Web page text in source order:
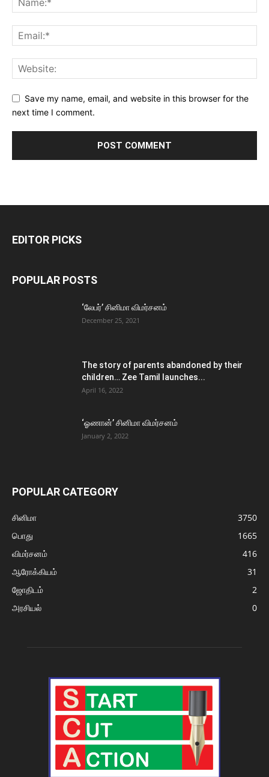
Save my name, email, and website in this browser for the
next time I comment.
EDITOR PICKS
POPULAR POSTS
‘லேபர்’ சினிமா விமர்சனம்
December 25, 2021
The story of parents abandoned by their
children… Zee Tamil launches...
April 16, 2022
‘ஓணான்’ சினிமா விமர்சனம்
January 2, 2022
POPULAR CATEGORY
சினிமா
3750
பொது
1665
விமர்சனம்
416
ஆரோக்கியம்
31
ஜோதிடம்
2
அரசியல்
0